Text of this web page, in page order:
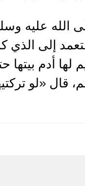
الله عليه
إلى الذي
أدم بيتها
«لو